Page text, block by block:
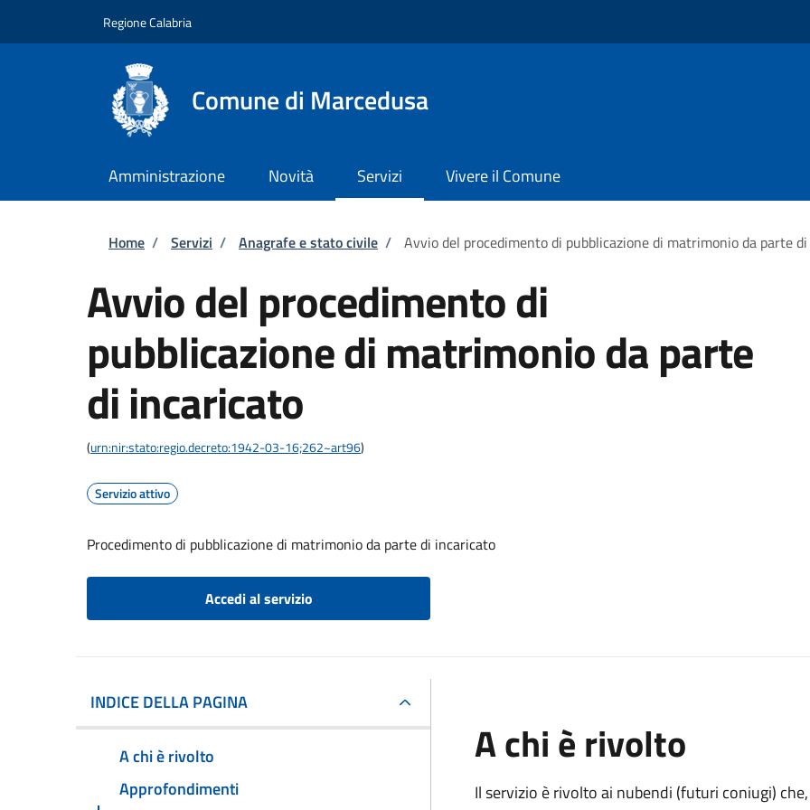
Regione Calabria
Comune di Marcedusa
Amministrazione Novità Servizi Vivere il Comune
Briciole di pane
Home / Servizi / Anagrafe e stato civile / Avvio del procedimento di pubblicazione di matrimonio da parte
Avvio del procedimento di
pubblicazione di matrimonio da parte
di incaricato
(urn:nir:stato:regio.decreto:1942-03-16;262~art96)
Servizio attivo
Procedimento di pubblicazione di matrimonio da parte di incaricato
Accedi al servizio
INDICE DELLA PAGINA
A chi è rivolto
Approfondimenti
A chi è rivolto
Il servizio è rivolto ai nubendi (futuri coniugi)